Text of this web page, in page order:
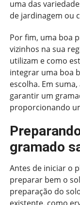
uma das
de jardinagem ou
Por fim, uma boa
vizinhos na sua
utilizam e como
integrar uma boa
escolha. Em
garantir um
proporcionando
gramado
Antes de iniciar o
preparar bem o
preparação do